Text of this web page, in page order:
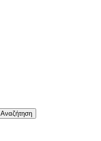
Αναζήτηση